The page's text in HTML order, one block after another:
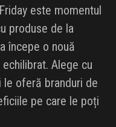
este momentul
produse de la
începe o nouă
Alege cu
oferă branduri de
pe care le poți